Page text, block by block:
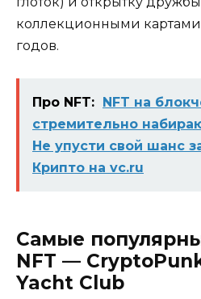
коллекционными картами
годов.
Про NFT:
NFT на
стремительно
Не упусти свой шанс
Крипто на vc.ru
Самые
NFT —
Yacht Club